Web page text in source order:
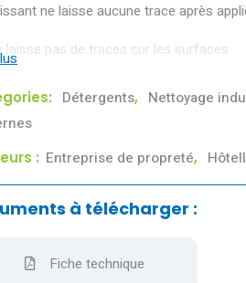
ne laisse aucune trace après
laisse pas de traces sur les surfaces
antistatique et anti-pluie qui
bon pouvoir mouillant qui permet une
Détergents, Nettoyage
: Entreprise de propreté,
à télécharger :
Fiche technique